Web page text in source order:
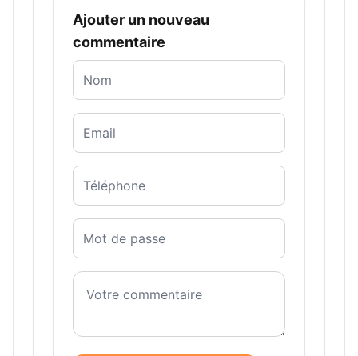
Ajouter un nouveau
commentaire